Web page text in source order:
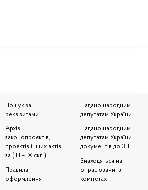
Пошук за
реквізитами
Архів
законопроєктів,
проєктів інших актів
за ( III – IX скл.)
Правила
оформлення
Надано народним
депутатам України
Надано народним
депутатам України
документів до ЗП
Знаходяться на
опрацюванні в
комітетах